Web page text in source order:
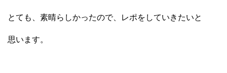
とても、素晴らしかったので、レポをしていきたいと
思います。